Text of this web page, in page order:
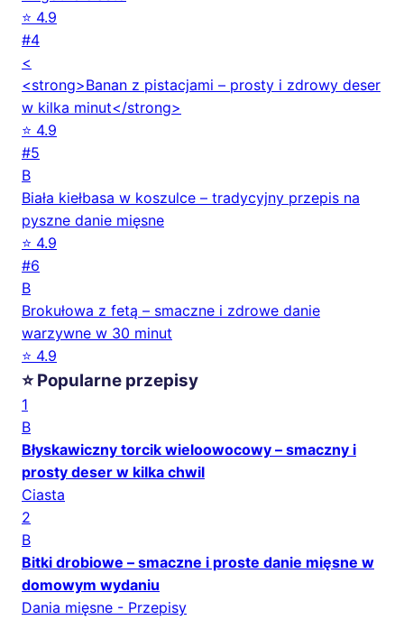
⭐ 4.9
#4
<
<strong>Banan z pistacjami – prosty i zdrowy deser
w kilka minut</strong>
⭐ 4.9
#5
B
Biała kiełbasa w koszulce – tradycyjny przepis na
pyszne danie mięsne
⭐ 4.9
#6
B
Brokułowa z fetą – smaczne i zdrowe danie
warzywne w 30 minut
⭐ 4.9
⭐ Popularne przepisy
1
B
Błyskawiczny torcik wieloowocowy – smaczny i
prosty deser w kilka chwil
Ciasta
2
B
Bitki drobiowe – smaczne i proste danie mięsne w
domowym wydaniu
Dania mięsne - Przepisy